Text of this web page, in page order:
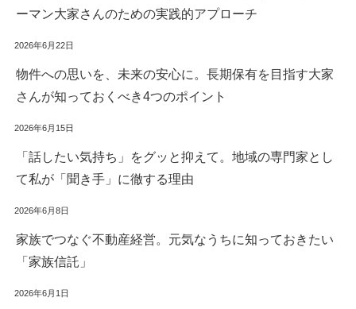
ーマン大家さんのための実践的アプローチ
2026年6月22日
物件への思いを、未来の安心に。長期保有を目指す大家
さんが知っておくべき4つのポイント
2026年6月15日
「話したい気持ち」をグッと抑えて。地域の専門家とし
て私が「聞き手」に徹する理由
2026年6月8日
家族でつなぐ不動産経営。元気なうちに知っておきたい
「家族信託」
2026年6月1日